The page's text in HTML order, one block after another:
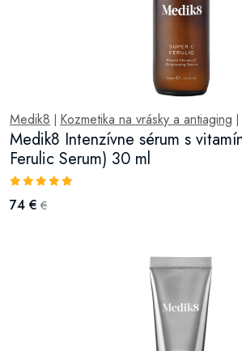
Medik8 Kozmetika na vrásky a antiaging
Medik8 Intenzívne sérum s
Ferulic Serum) 30 ml
74 € €